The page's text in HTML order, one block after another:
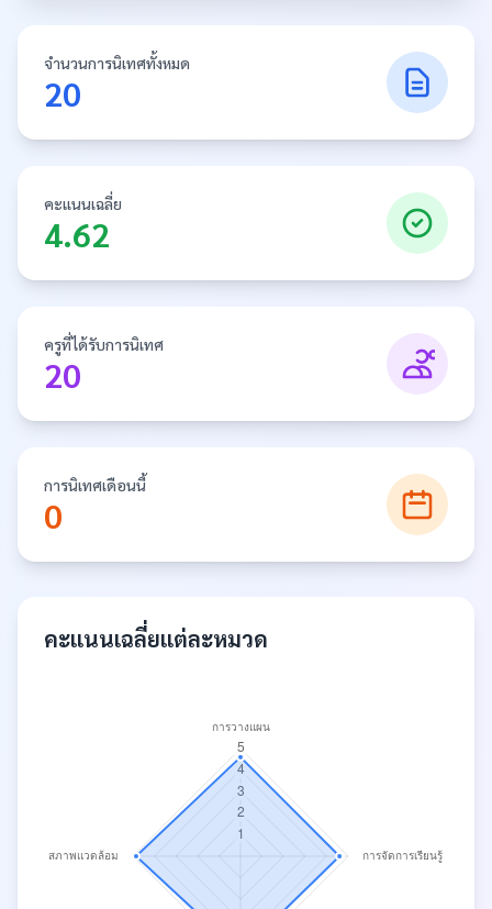
จำนวนการนิเทศทั้งหมด
20
คะแนนเฉลี่ย
4.62
ครูที่ได้รับการนิเทศ
20
การนิเทศเดือนนี้
0
คะแนนเฉลี่ยแต่ละหมวด